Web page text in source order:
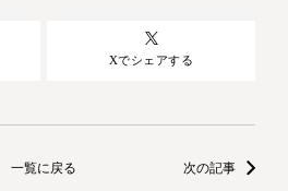
Xでシェアする
一覧に戻る 次の記事